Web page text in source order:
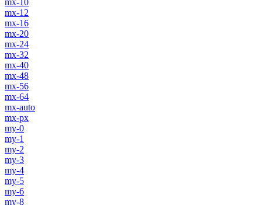
mx-12
mx-16
mx-20
mx-24
mx-32
mx-40
mx-48
mx-56
mx-64
mx-auto
mx-px
my-0
my-1
my-2
my-3
my-4
my-5
my-6
my-8